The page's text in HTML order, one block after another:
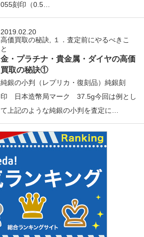
055刻印（0.5…
2019.02.20
高価買取の秘訣
１．査定前にやるべきこ
と
金・プラチナ・貴金属・ダイヤの高価
買取の秘訣①
純銀の小判（レプリカ・復刻品）純銀刻
印 日本造幣局マーク 37.5g今回は例とし
て上記のような純銀の小判を査定に…